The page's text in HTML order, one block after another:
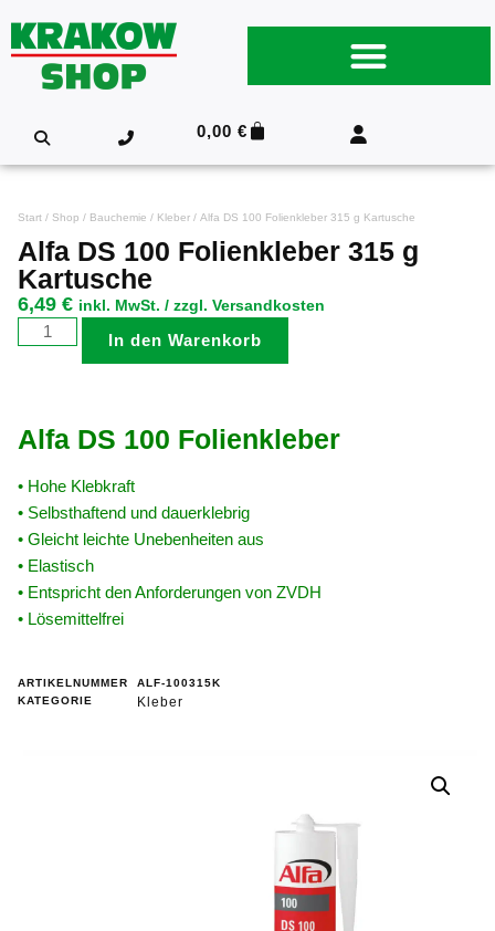
0,00€
Start / Shop / Bauchemie / Kleber / Alfa DS 100 Folienkleber 315 g Kartusche
Alfa DS 100 Folienkleber 315 g
Kartusche
6,49 € inkl. MwSt. / zzgl. Versandkosten
In den Warenkorb
Alfa DS 100 Folienkleber
• Hohe Klebkraft
• Selbsthaftend und dauerklebrig
• Gleicht leichte Unebenheiten aus
• Elastisch
• Entspricht den Anforderungen von ZVDH
• Lösemittelfrei
ARTIKELNUMMER
ALF-100315K
KATEGORIE
Kleber